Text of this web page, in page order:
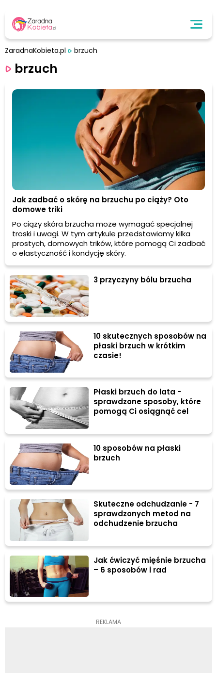
ZaradnaKobieta.pl brzuch
brzuch
Jak zadbać o skórę na brzuchu po ciąży? Oto
domowe triki
Po ciąży skóra brzucha może wymagać specjalnej
troski i uwagi. W tym artykule przedstawiamy kilka
prostych, domowych trików, które pomogą Ci zadbać
o elastyczność i kondycję skóry.
3 przyczyny bólu brzucha
10 skutecznych sposobów na
płaski brzuch w krótkim
czasie!
Płaski brzuch do lata -
sprawdzone sposoby, które
pomogą Ci osiągnąć cel
10 sposobów na płaski
brzuch
Skuteczne odchudzanie - 7
sprawdzonych metod na
odchudzenie brzucha
Jak ćwiczyć mięśnie brzucha
– 6 sposobów i rad
REKLAMA